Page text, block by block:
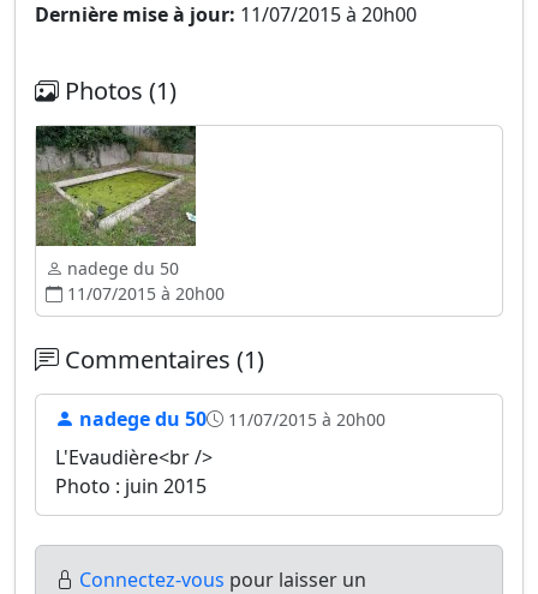
Dernière mise à jour: 11/07/2015 à 20h00
Photos (1)
nadege du 50
11/07/2015 à 20h00
Commentaires (1)
nadege du 50 11/07/2015 à 20h00
L'Evaudière<br />
Photo : juin 2015
Connectez-vous pour laisser un